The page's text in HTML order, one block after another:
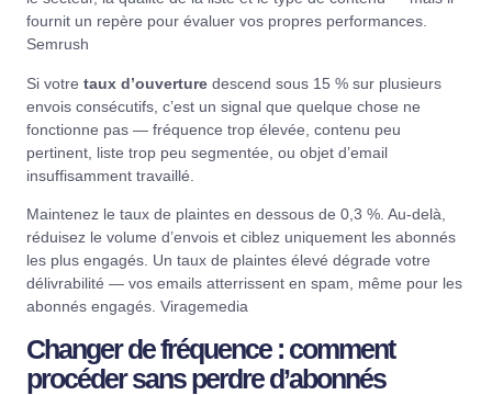
fournit un repère pour évaluer vos propres performances.
Semrush
Si votre taux d’ouverture descend sous 15 % sur plusieurs
envois consécutifs, c’est un signal que quelque chose ne
fonctionne pas — fréquence trop élevée, contenu peu
pertinent, liste trop peu segmentée, ou objet d’email
insuffisamment travaillé.
Maintenez le taux de plaintes en dessous de 0,3 %. Au-delà,
réduisez le volume d’envois et ciblez uniquement les abonnés
les plus engagés. Un taux de plaintes élevé dégrade votre
délivrabilité — vos emails atterrissent en spam, même pour les
abonnés engagés. Viragemedia
Changer de fréquence : comment
procéder sans perdre d’abonnés